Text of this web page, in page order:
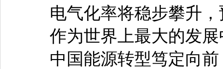
电气化率将稳步攀升
作为世界上最大的发
中国能源转型笃定向